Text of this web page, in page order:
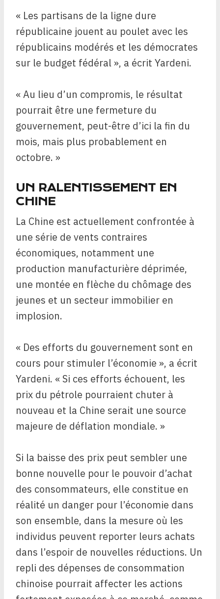
« Les partisans de la ligne dure
républicaine jouent au poulet avec les
républicains modérés et les démocrates
sur le budget fédéral », a écrit Yardeni.
« Au lieu d’un compromis, le résultat
pourrait être une fermeture du
gouvernement, peut-être d’ici la fin du
mois, mais plus probablement en
octobre. »
UN RALENTISSEMENT EN
CHINE
La Chine est actuellement confrontée à
une série de vents contraires
économiques, notamment une
production manufacturière déprimée,
une montée en flèche du chômage des
jeunes et un secteur immobilier en
implosion.
« Des efforts du gouvernement sont en
cours pour stimuler l’économie », a écrit
Yardeni. « Si ces efforts échouent, les
prix du pétrole pourraient chuter à
nouveau et la Chine serait une source
majeure de déflation mondiale. »
Si la baisse des prix peut sembler une
bonne nouvelle pour le pouvoir d’achat
des consommateurs, elle constitue en
réalité un danger pour l’économie dans
son ensemble, dans la mesure où les
individus peuvent reporter leurs achats
dans l’espoir de nouvelles réductions. Un
repli des dépenses de consommation
chinoise pourrait affecter les actions